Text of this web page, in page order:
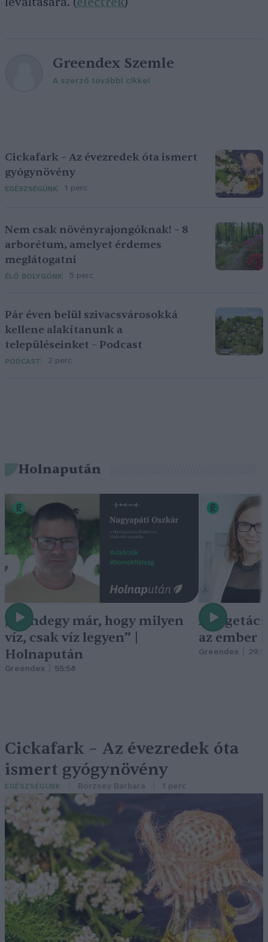
Greendex Szemle
A szerző további cikkei
Cickafark – Az évezredek óta ismert
gyógynövény
EGÉSZSÉGÜNK 1 perc
Nem csak növényrajongóknak! – 8
arborétum, amelyet érdemes
meglátogatni
ÉLŐ BOLYGÓNK 5 perc
Pár éven belül szivacsvárosokká
kellene alakítanunk a
településeinket – Podcast
PODCAST 2 perc
Holnapután
„Mindegy már, hogy milyen
víz, csak víz legyen” |
Holnapután
Greendex 55:58
A
az ember
Greendex
Cickafark – Az évezredek óta
ismert gyógynövény
EGÉSZSÉGÜNK Börzsey Barbara 1 perc